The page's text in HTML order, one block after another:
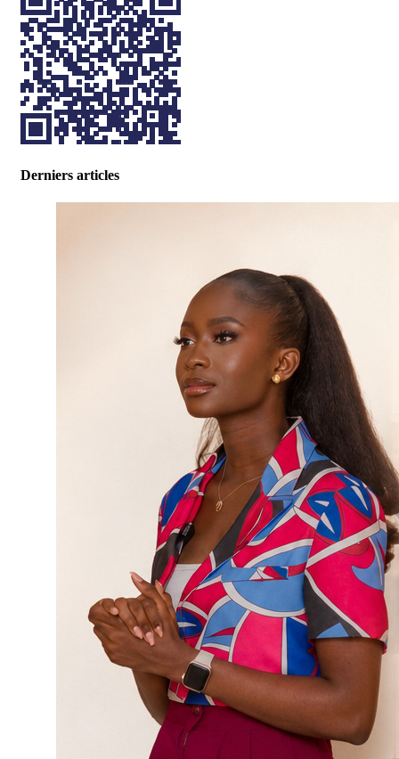
Derniers articles